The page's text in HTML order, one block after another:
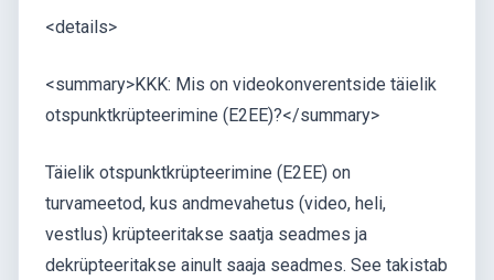
<details>
<summary>KKK: Mis on videokonverentside täielik
otspunktkrüpteerimine (E2EE)?</summary>
Täielik otspunktkrüpteerimine (E2EE) on
turvameetod, kus andmevahetus (video, heli,
vestlus) krüpteeritakse saatja seadmes ja
dekrüpteeritakse ainult saaja seadmes. See takistab